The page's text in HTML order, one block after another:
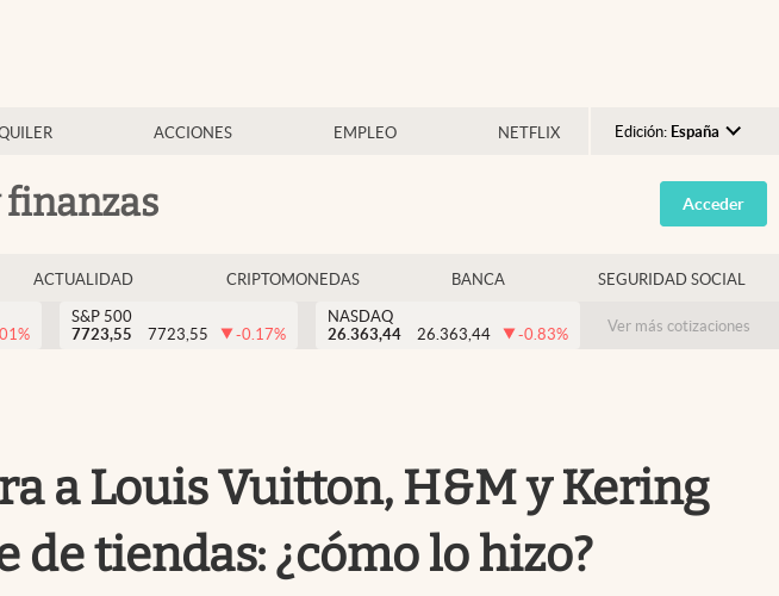
ACCIONES EMPLEO NETFLIX Edición: España
Argentina
España
USA
Colombia
finanzas Acceder
ACTUALIDAD CRIPTOMONEDAS BANCA SEGURIDAD SOCIAL
%
S&P 500
7723,55
7723,55 -0.17%
NASDAQ
26.363,44
26.363,44 -0.83% Ver más cotizaciones
a Louis Vuitton, H&M y Kering
tiendas: ¿cómo lo hizo?